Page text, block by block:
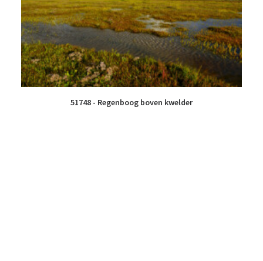
51748 - Regenboog boven kwelder